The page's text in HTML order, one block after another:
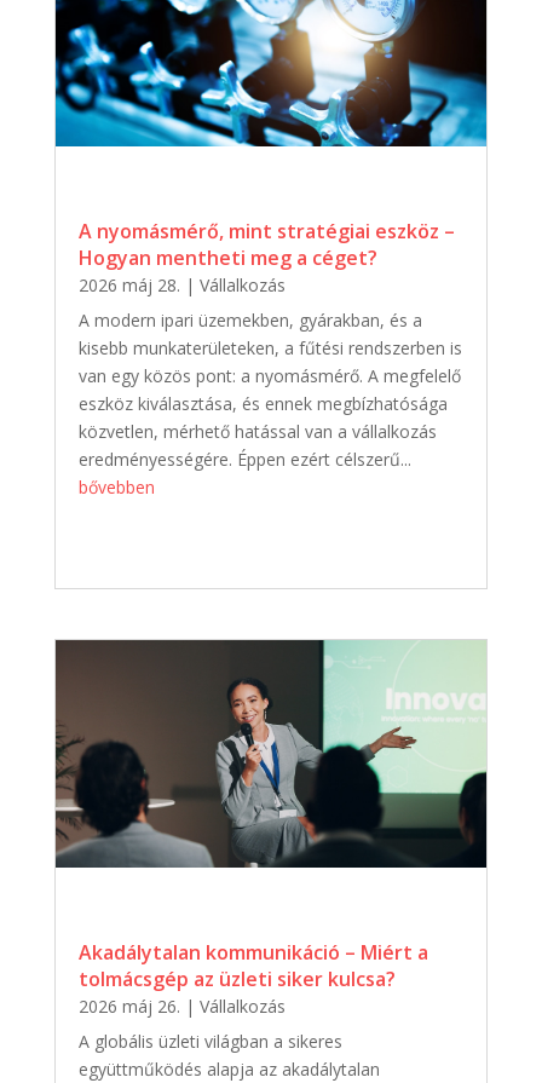
A nyomásmérő, mint stratégiai eszköz –
Hogyan mentheti meg a céget?
2026 máj 28. | Vállalkozás
A modern ipari üzemekben, gyárakban, és a
kisebb munkaterületeken, a fűtési rendszerben is
van egy közös pont: a nyomásmérő. A megfelelő
eszköz kiválasztása, és ennek megbízhatósága
közvetlen, mérhető hatással van a vállalkozás
eredményességére. Éppen ezért célszerű...
bővebben
Akadálytalan kommunikáció – Miért a
tolmácsgép az üzleti siker kulcsa?
2026 máj 26. | Vállalkozás
A globális üzleti világban a sikeres
együttműködés alapja az akadálytalan